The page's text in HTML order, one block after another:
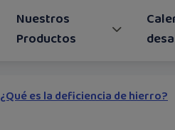
Nuestros
Productos
¿Qué es la deficiencia de hierro?